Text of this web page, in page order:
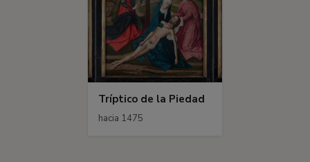
Tríptico de la Piedad
hacia 1475